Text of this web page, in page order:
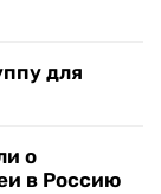
для
о
в Россию